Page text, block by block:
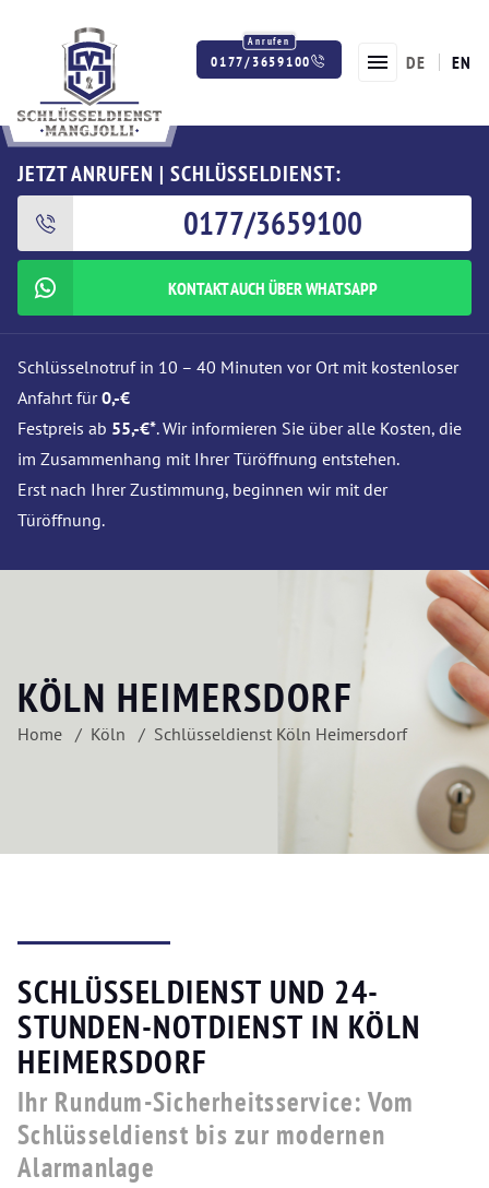
0177/3659100 DE EN
JETZT ANRUFEN | SCHLÜSSELDIENST:
0177/3659100
KONTAKT AUCH ÜBER WHATSAPP
Schlüsselnotruf in 10 – 40 Minuten vor Ort mit kostenloser
Anfahrt für0,-€
Festpreis ab 55,-€*. Wir informieren Sie über alle Kosten, die
im Zusammenhang mit Ihrer Türöffnung entstehen.
Erst nach Ihrer Zustimmung, beginnen wir mit der
Türöffnung.
KÖLN HEIMERSDORF
Home Köln Schlüsseldienst Köln Heimersdorf
SCHLÜSSELDIENST UND 24-
STUNDEN-NOTDIENST IN KÖLN
HEIMERSDORF
Ihr Rundum-Sicherheitsservice: Vom
Schlüsseldienst bis zur modernen
Alarmanlage